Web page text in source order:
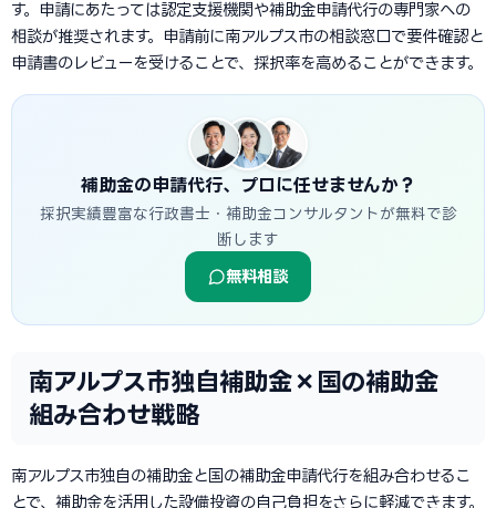
す。申請にあたっては認定支援機関や補助金申請代行の専門家への
相談が推奨されます。申請前に南アルプス市の相談窓口で要件確認と
申請書のレビューを受けることで、採択率を高めることができます。
補助金の申請代行、プロに任せませんか？
採択実績豊富な行政書士・補助金コンサルタントが無料で診
断します
無料相談
南アルプス市独自補助金×国の補助金
組み合わせ戦略
南アルプス市独自の補助金と国の補助金申請代行を組み合わせるこ
とで、補助金を活用した設備投資の自己負担をさらに軽減できます。